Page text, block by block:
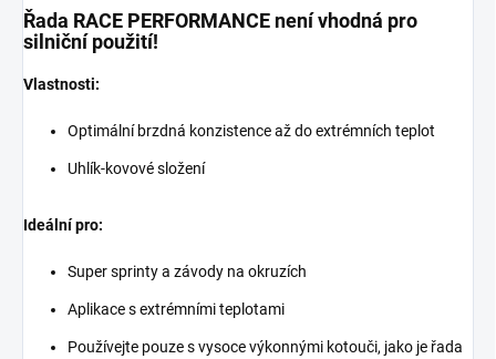
Řada RACE PERFORMANCE není vhodná pro
silniční použití!
Vlastnosti:
Optimální brzdná konzistence až do extrémních teplot
Uhlík-kovové složení
Ideální pro:
Super sprinty a závody na okruzích
Aplikace s extrémními teplotami
Používejte pouze s vysoce výkonnými kotouči, jako je řada